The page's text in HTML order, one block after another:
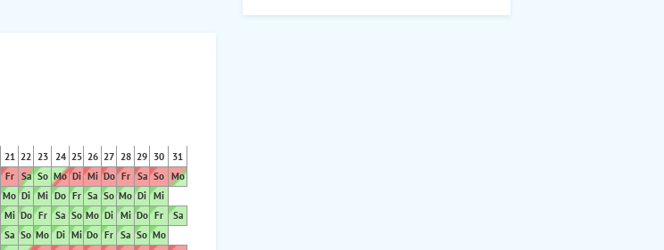
21 22 23 24 25 26 27 28 29 30
31
Fr Sa So Mo Di Mi Do Fr Sa So Mo
Mo Di Mi Do Fr Sa So Mo Di Mi
Mi Do Fr Sa So Mo Di Mi Do Fr
Sa
Sa So Mo Di Mi Do Fr Sa So Mo